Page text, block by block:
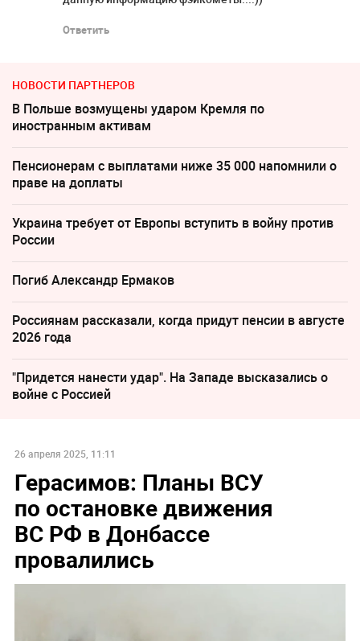
Ответить
НОВОСТИ ПАРТНЕРОВ
В Польше возмущены ударом Кремля по
иностранным активам
Пенсионерам с выплатами ниже 35 000 напомнили о
праве на доплаты
Украина требует от Европы вступить в войну против
России
Погиб Александр Ермаков
Россиянам рассказали, когда придут пенсии в августе
2026 года
"Придется нанести удар". На Западе высказались о
войне с Россией
26 апреля 2025, 11:11
Герасимов: Планы ВСУ
по остановке движения
ВС РФ в Донбассе
провалились